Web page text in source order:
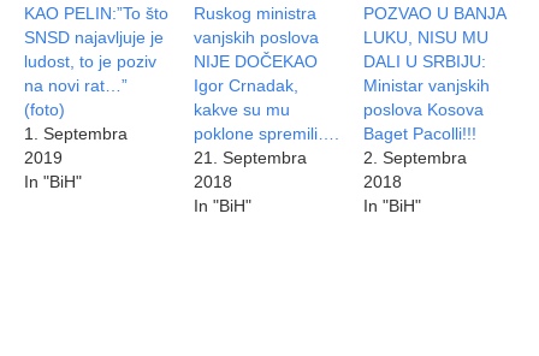
KAO PELIN:”To što
SNSD najavljuje je
ludost, to je poziv
na novi rat…”
(foto)
1. Septembra
2019
In "BiH"
Ruskog ministra
vanjskih poslova
NIJE DOČEKAO
Igor Crnadak,
kakve su mu
poklone spremili….
21. Septembra
2018
In "BiH"
POZVAO U BANJA
LUKU, NISU MU
DALI U SRBIJU:
Ministar vanjskih
poslova Kosova
Baget Pacolli!!!
2. Septembra
2018
In "BiH"